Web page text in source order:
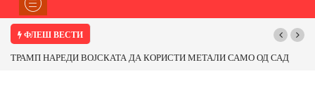
ФЛЕШ ВЕСТИ
ТРАМП НАРЕДИ ВОЈСКАТА ДА КОРИСТИ МЕТАЛИ САМО ОД САД